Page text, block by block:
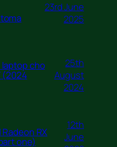
23rd June
2025
cho
(2024
25th
August
2024
RX
one)
12th
June